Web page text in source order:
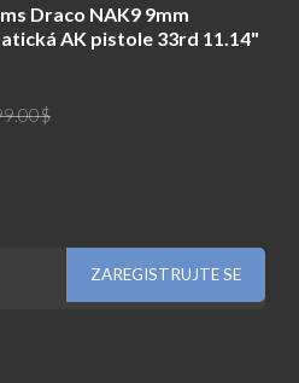
byla:
749.00$.
je:
699.00$.
Draco NAK9 9mm
AK pistole 33rd 11.14"
$